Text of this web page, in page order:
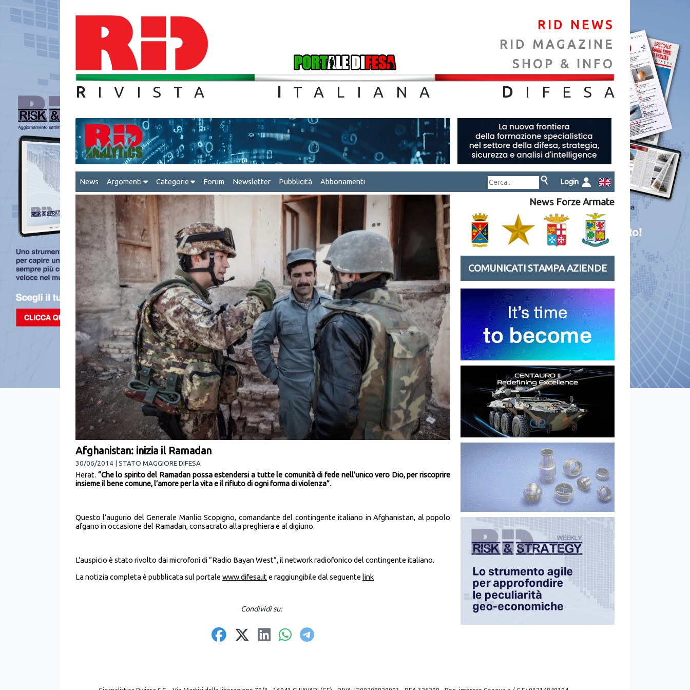
RID NEWS
RID MAGAZINE
SHOP & INFO
R IVISTA I TALIANA D IFES A
News Argomenti Categorie Forum Newsletter Pubblicità Abbonamenti Login
Afghanistan: inizia il Ramadan
30/06/2014 | STATO MAGGIORE DIFESA
Herat. “Che lo spirito del Ramadan possa estendersi a tutte le comunità di fede nell’unico vero Dio, per riscoprire
insieme il bene comune, l’amore per la vita e il rifiuto di ogni forma di violenza”.
Questo l’augurio del Generale Manlio Scopigno, comandante del contingente italiano in Afghanistan, al popolo
afgano in occasione del Ramadan, consacrato alla preghiera e al digiuno.
L’auspicio è stato rivolto dai microfoni di “Radio Bayan West”, il network radiofonico del contingente italiano.
La notizia completa è pubblicata sul portale www.difesa.it e raggiungibile dal seguente link
Condividi su:
News Forze Armate
COMUNICATI STAMPA AZIENDE